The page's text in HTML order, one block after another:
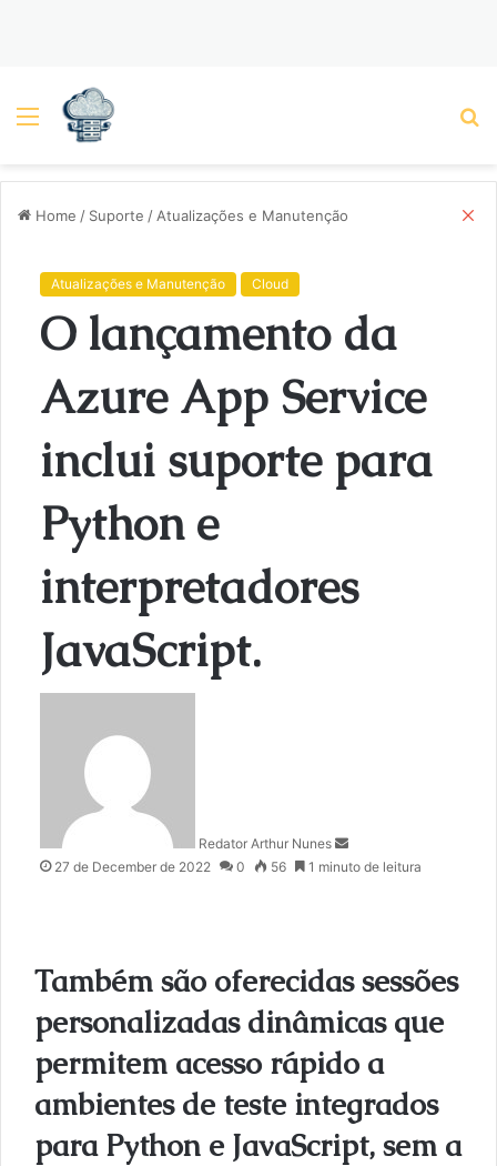
Menu
Home / Suporte / Atualizações e Manutenção
Atualizações e Manutenção Cloud
O lançamento da
Azure App Service
inclui suporte para
Python e
interpretadores
JavaScript.
Redator Arthur Nunes
m
27 de December de 2022 0 56 1 minuto de leitura
Também são oferecidas sessões
personalizadas dinâmicas que
permitem acesso rápido a
ambientes de teste integrados
para Python e JavaScript, sem a